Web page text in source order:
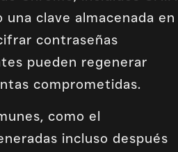
clave almacenada en
contraseñas
pueden regenerar
comprometidas.
como el
incluso después